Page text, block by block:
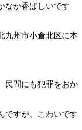
なか香ばしいです
九州市小倉北区に本
民間にも犯罪をおか
ですが、こわいです